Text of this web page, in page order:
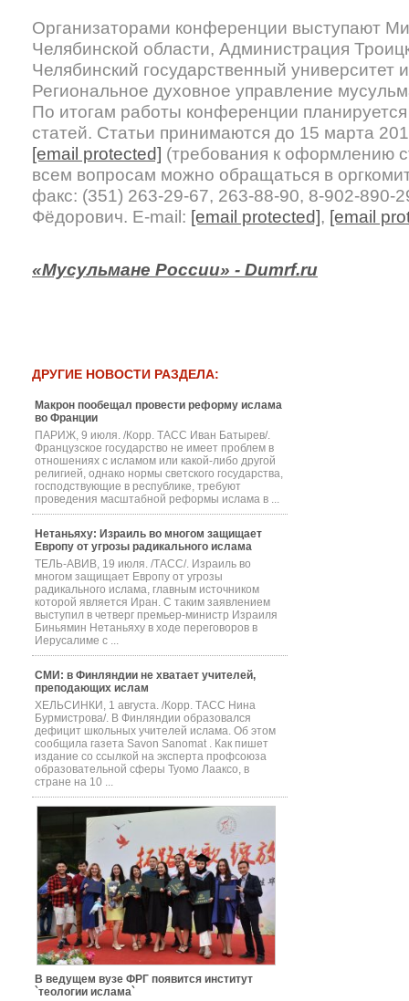
Организаторами конференции выступают
Челябинской области, Администрация
Челябинский государственный университет
Региональное духовное управление
По итогам работы конференции
статей. Статьи принимаются до 15 марта
[email protected] (требования к оформлению
всем вопросам можно обращаться в
факс: (351) 263-29-67, 263-88-90, 8-902-890-
Фёдорович. E-mail: [email protected], [email
«Мусульмане России» - Dumrf.ru
ДРУГИЕ НОВОСТИ РАЗДЕЛА:
Макрон пообещал провести реформу ислама
во Франции
ПАРИЖ, 9 июля. /Корр. ТАСС Иван Батырев/.
Французское государство не имеет проблем в
отношениях с исламом или какой-либо другой
религией, однако нормы светского государства,
господствующие в республике, требуют
проведения масштабной реформы ислама в ...
Нетаньяху: Израиль во многом защищает
Европу от угрозы радикального ислама
ТЕЛЬ-АВИВ, 19 июля. /ТАСС/. Израиль во
многом защищает Европу от угрозы
радикального ислама, главным источником
которой является Иран. С таким заявлением
выступил в четверг премьер-министр Израиля
Биньямин Нетаньяху в ходе переговоров в
Иерусалиме с ...
СМИ: в Финляндии не хватает учителей,
преподающих ислам
ХЕЛЬСИНКИ, 1 августа. /Корр. ТАСС Нина
Бурмистрова/. В Финляндии образовался
дефицит школьных учителей ислама. Об этом
сообщила газета Savon Sanomat . Как пишет
издание со ссылкой на эксперта профсоюза
образовательной сферы Туомо Лааксо, в
стране на 10 ...
В ведущем вузе ФРГ появится институт
`теологии ислама`